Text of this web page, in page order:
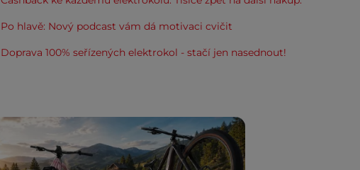
Po hlavě: Nový podcast vám dá motivaci cvičit
Doprava 100% seřízených elektrokol - stačí jen nasednout!